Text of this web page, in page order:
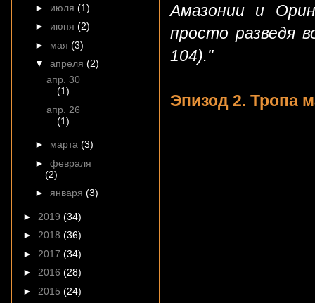
Амазонии и
просто разведя
104)."
Эпизод 2. Тропа
► июля (1)
► июня (2)
► мая (3)
▼ апреля (2)
апр. 30
(1)
апр. 26
(1)
► марта (3)
► февраля
(2)
► января (3)
► 2019 (34)
► 2018 (36)
► 2017 (34)
► 2016 (28)
► 2015 (24)